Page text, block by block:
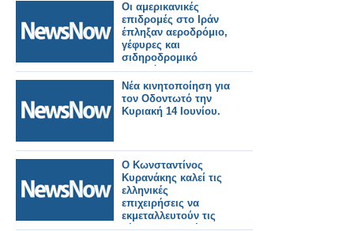
Οι αμερικανικές
επιδρομές στο Ιράν
έπληξαν αεροδρόμιο,
γέφυρες και
σιδηροδρομικό
σταθμό.
Νέα κινητοποίηση για
τον Οδοντωτό την
Κυριακή 14 Ιουνίου.
Ο Κωνσταντίνος
Κυρανάκης καλεί τις
ελληνικές
επιχειρήσεις να
εκμεταλλευτούν τις
νέες προοπτικές και